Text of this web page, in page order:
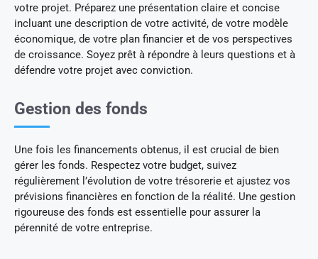
votre projet. Préparez une présentation claire et concise
incluant une description de votre activité, de votre modèle
économique, de votre plan financier et de vos perspectives
de croissance. Soyez prêt à répondre à leurs questions et à
défendre votre projet avec conviction.
Gestion des fonds
Une fois les financements obtenus, il est crucial de bien
gérer les fonds. Respectez votre budget, suivez
régulièrement l’évolution de votre trésorerie et ajustez vos
prévisions financières en fonction de la réalité. Une gestion
rigoureuse des fonds est essentielle pour assurer la
pérennité de votre entreprise.